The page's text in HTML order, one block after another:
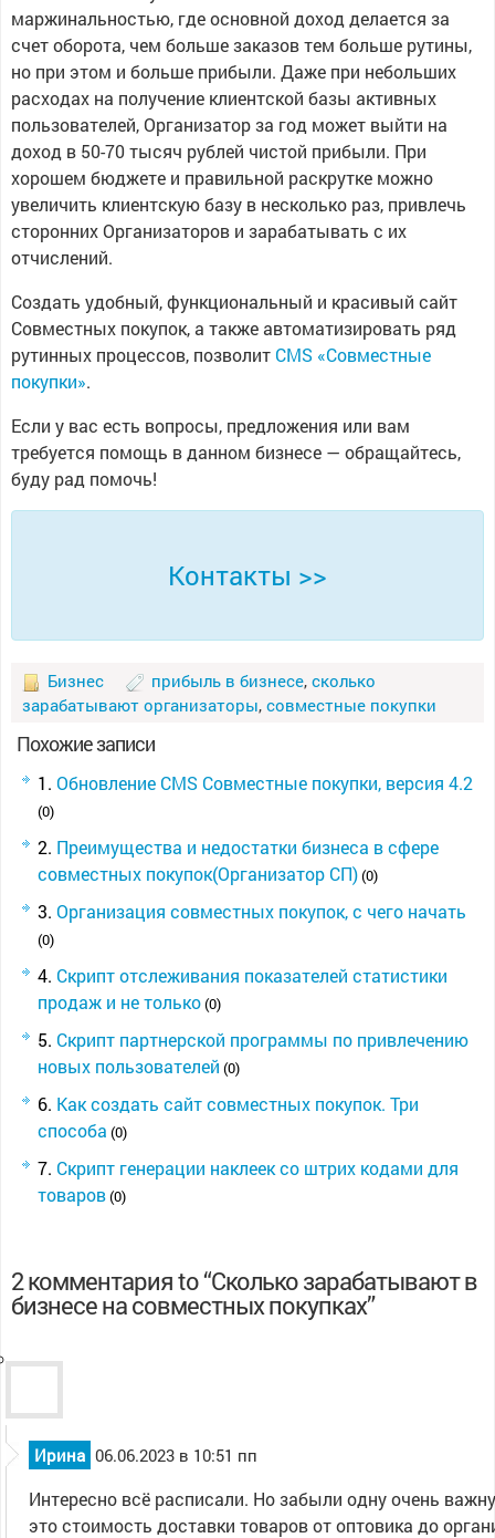
маржинальностью, где основной доход делается за
счет оборота, чем больше заказов тем больше рутины,
но при этом и больше прибыли. Даже при небольших
расходах на получение клиентской базы активных
пользователей, Организатор за год может выйти на
доход в 50-70 тысяч рублей чистой прибыли. При
хорошем бюджете и правильной раскрутке можно
увеличить клиентскую базу в несколько раз, привлечь
сторонних Организаторов и зарабатывать с их
отчислений.
Создать удобный, функциональный и красивый сайт
Совместных покупок, а также автоматизировать ряд
рутинных процессов, позволит CMS «Совместные
покупки».
Если у вас есть вопросы, предложения или вам
требуется помощь в данном бизнесе — обращайтесь,
буду рад помочь!
Контакты >>
Бизнес прибыль в бизнесе, сколько
зарабатывают организаторы, совместные покупки
Похожие записи
Обновление CMS Совместные покупки, версия 4.2
(0)
Преимущества и недостатки бизнеса в сфере
совместных покупок(Организатор СП)(0)
Организация совместных покупок, с чего начать
(0)
Скрипт отслеживания показателей статистики
продаж и не только(0)
Скрипт партнерской программы по привлечению
новых пользователей (0)
Как создать сайт совместных покупок. Три
способа (0)
Скрипт генерации наклеек со штрих кодами для
товаров(0)
2 комментария to “Сколько зарабатывают в
бизнесе на совместных покупках”
Ирина 06.06.2023 в 10:51 пп
Интересно всё расписали. Но забыли одну очень
это стоимость доставки товаров от оптовика до